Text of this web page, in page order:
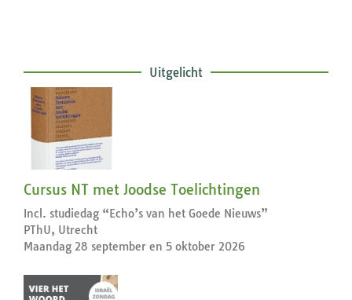
Uitgelicht
Cursus NT met Joodse Toelichtingen
Incl. studiedag “Echo’s van het Goede Nieuws”
PThU, Utrecht
Maandag 28 september en 5 oktober 2026